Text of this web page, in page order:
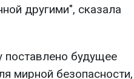
другими", сказала
поставлено будущее
мирной безопасности,